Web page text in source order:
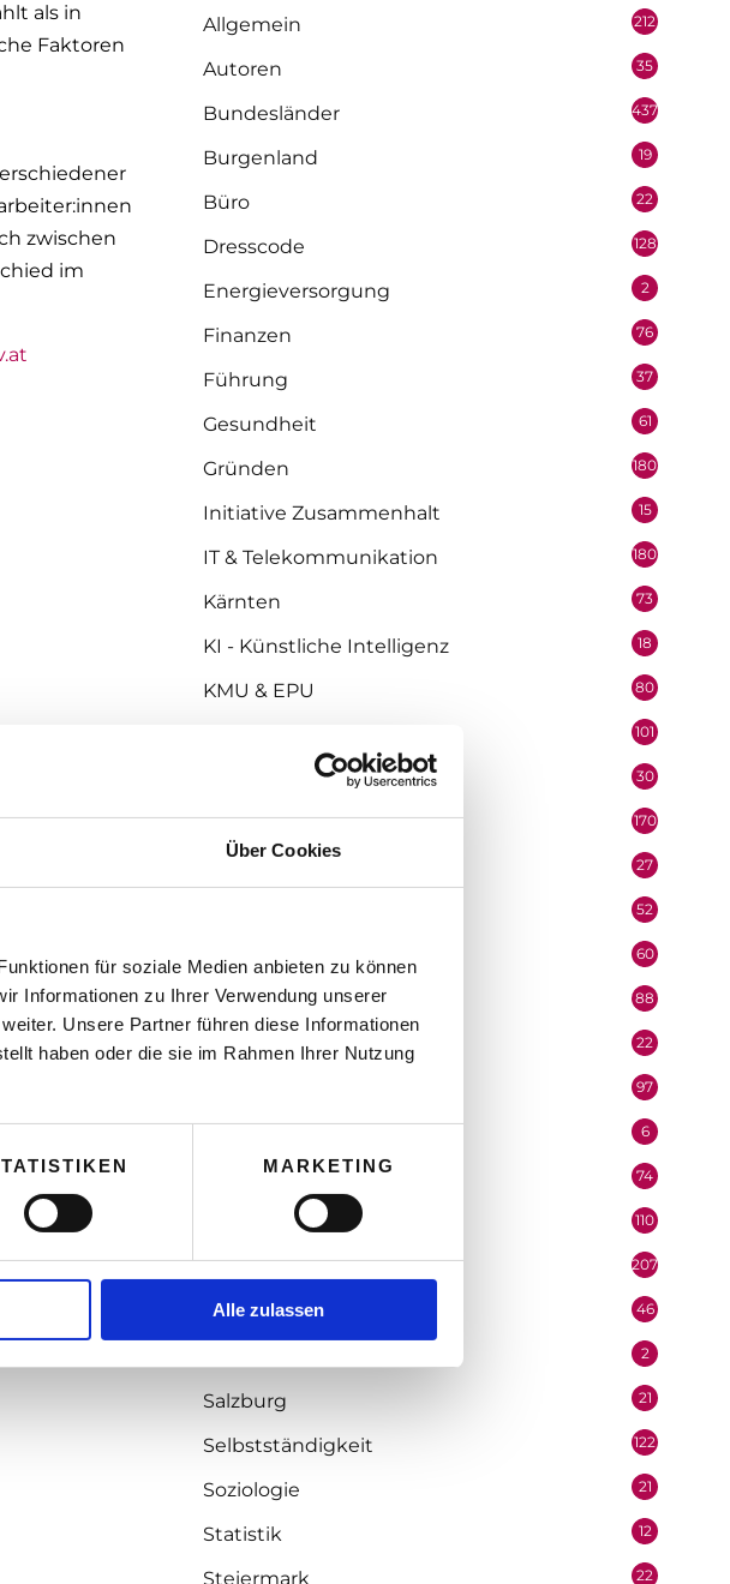
Über Cookies
für soziale Medien anbieten zu können
Informationen zu Ihrer Verwendung unserer
Unsere Partner führen diese Informationen
haben oder die sie im Rahmen Ihrer Nutzung
MARKETING
Alle zulassen
als in
Faktoren
zwischen
im
Allgemein 212
Autoren 35
Bundesländer 437
Burgenland 19
Büro 22
Dresscode 128
Energieversorgung 2
Finanzen 76
Führung 37
Gesundheit 61
Gründen 180
Initiative Zusammenhalt 15
IT & Telekommunikation 180
Kärnten 73
KI - Künstliche Intelligenz 18
KMU & EPU 80
101
30
Marketing 170
27
52
Mobilität & Logistik 60
Niederösterreich 88
Oberösterreich 22
97
6
Podcast 74
110
Portrait 207
Recht 46
2
Salzburg 21
Selbstständigkeit 122
Soziologie 21
Statistik 12
Steiermark 22